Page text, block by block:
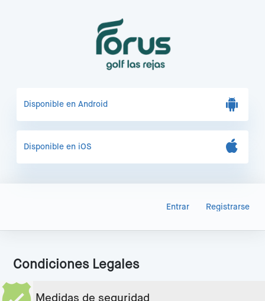
Disponible en Android
Disponible en iOS
Entrar Registrarse
Condiciones Legales
Medidas de seguridad